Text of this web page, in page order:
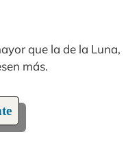
que la de la Luna,
más.